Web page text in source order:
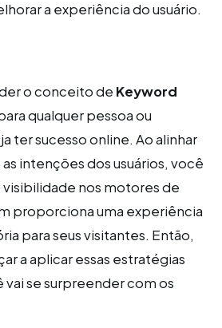
a experiência do usuário.
o conceito de Keyword
qualquer pessoa ou
ter sucesso online. Ao alinhar
intenções dos usuários, você
visibilidade nos motores de
proporciona uma experiência
para seus visitantes. Então,
a aplicar essas estratégias
vai se surpreender com os